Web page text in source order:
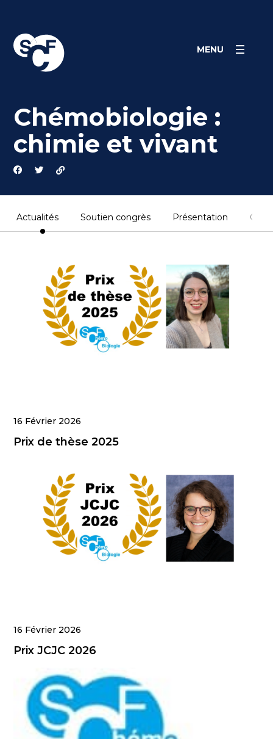
content
MENU
Chémobiologie :
chimie et vivant
Actualités Soutien congrès Présentation
16 Février 2026
Prix de thèse 2025
16 Février 2026
Prix JCJC 2026